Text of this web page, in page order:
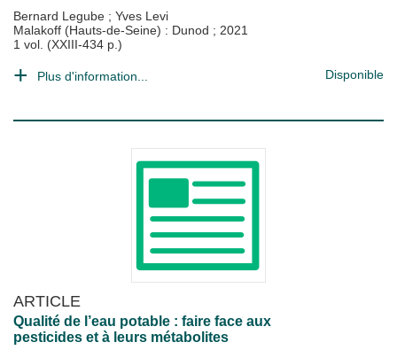
Bernard Legube ; Yves Levi
Malakoff (Hauts-de-Seine) : Dunod ; 2021
1 vol. (XXIII-434 p.)
Plus d'information... Disponible
ARTICLE
Qualité de l’eau potable : faire face aux
pesticides et à leurs métabolites